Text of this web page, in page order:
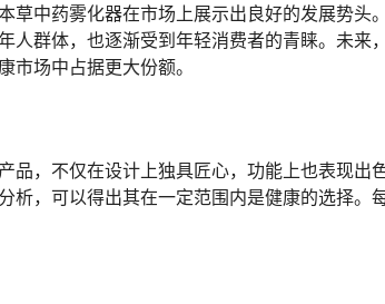
草中药雾化器在市场上展示出良好的发展势头
人群体，也逐渐受到年轻消费者的青睐。未来
场中占据更大份额。
，不仅在设计上独具匠心，功能上也表现出色
析，可以得出其在一定范围内是健康的选择。